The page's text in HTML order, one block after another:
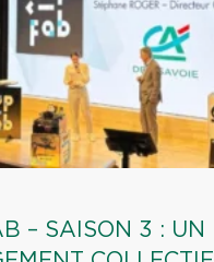
– SAISON 3 : UN